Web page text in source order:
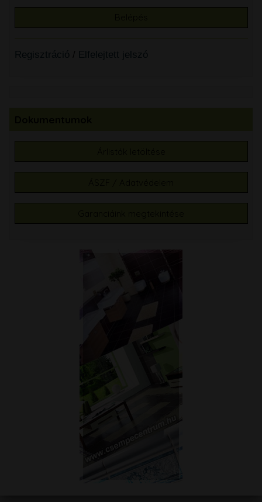
Regisztráció / Elfelejtett jelszó